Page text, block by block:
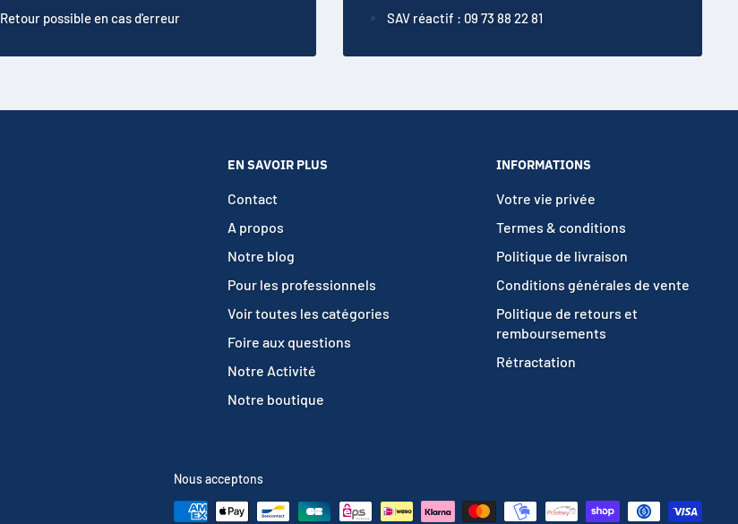
Retour possible en cas d'erreur
SAV réactif : 09 73 88 22 81
EN SAVOIR PLUS
Contact
A propos
Notre blog
Pour les professionnels
Voir toutes les catégories
Foire aux questions
Notre Activité
Notre boutique
INFORMATIONS
Votre vie privée
Termes & conditions
Politique de livraison
Conditions générales de vente
Politique de retours et
remboursements
Rétractation
Nous acceptons